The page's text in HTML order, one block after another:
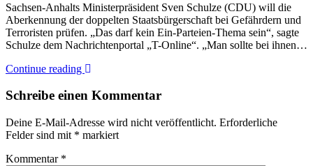
Sachsen-Anhalts Ministerpräsident Sven Schulze (CDU) will die
Aberkennung der doppelten Staatsbürgerschaft bei Gefährdern und
Terroristen prüfen. „Das darf kein Ein-Parteien-Thema sein“, sagte
Schulze dem Nachrichtenportal „T-Online“. „Man sollte bei ihnen…
Continue reading
Schreibe einen Kommentar
Deine E-Mail-Adresse wird nicht veröffentlicht. Erforderliche
Felder sind mit * markiert
Kommentar *